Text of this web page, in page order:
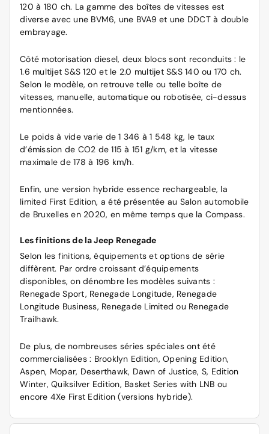
120 à 180 ch. La gamme des boîtes de vitesses est
diverse avec une BVM6, une BVA9 et une DDCT à double
embrayage.
Côté motorisation diesel, deux blocs sont reconduits : le
1.6 multijet S&S 120 et le 2.0 multijet S&S 140 ou 170 ch.
Selon le modèle, on retrouve telle ou telle boîte de
vitesses, manuelle, automatique ou robotisée, ci-dessus
mentionnées.
Le poids à vide varie de 1 346 à 1 548 kg, le taux
d’émission de CO2 de 115 à 151 g/km, et la vitesse
maximale de 178 à 196 km/h.
Enfin, une version hybride essence rechargeable, la
limited First Edition, a été présentée au Salon automobile
de Bruxelles en 2020, en même temps que la Compass.
Les finitions de la Jeep Renegade
Selon les finitions, équipements et options de série
diffèrent. Par ordre croissant d’équipements
disponibles, on dénombre les modèles suivants :
Renegade Sport, Renegade Longitude, Renegade
Longitude Business, Renegade Limited ou Renegade
Trailhawk.
De plus, de nombreuses séries spéciales ont été
commercialisées : Brooklyn Edition, Opening Edition,
Aspen, Mopar, Deserthawk, Dawn of Justice, S, Edition
Winter, Quiksilver Edition, Basket Series with LNB ou
encore 4Xe First Edition (versions hybride).